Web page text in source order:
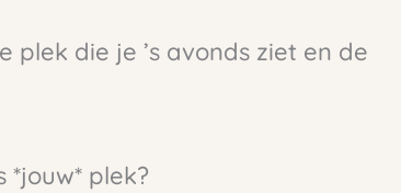
plek die je ’s avonds ziet en de
*jouw* plek?